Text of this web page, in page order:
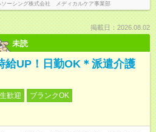
ソーシング株式会社 メディカルケア事業部
掲載日：2026.08.02
未読
給UP！日勤OK＊派遣介護
歓迎
ブランクOK